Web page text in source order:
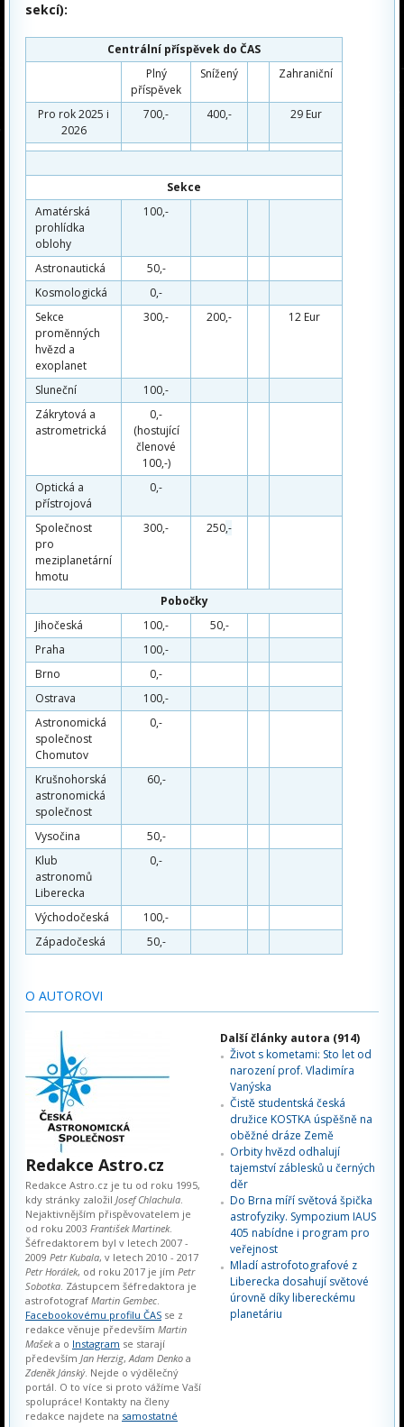
sekcí):
Centrální příspěvek do ČAS
Plný
příspěvek
Snížený Zahraniční
Pro rok 2025 i
2026
700,- 400,- 29 Eur
Sekce
Amatérská
prohlídka
oblohy
100,-
Astronautická
50,-
Kosmologická
0,-
Sekce
proměnných
hvězd a
exoplanet
300,- 200,- 12 Eur
Sluneční
100,-
Zákrytová a
astrometrická
0,-
(hostující
členové
100,-)
Optická a
přístrojová
0,-
Společnost
pro
meziplanetární
hmotu
300,- 250,-
Pobočky
Jihočeská
100,-
50,-
Praha
100,-
Brno
0,-
Ostrava
100,-
Astronomická
společnost
Chomutov
0,-
Krušnohorská
astronomická
společnost
60,-
Vysočina
50,-
Klub
astronomů
Liberecka
0,-
Východočeská
100,-
Západočeská
50,-
O AUTOROVI
Redakce Astro.cz
Redakce Astro.cz je tu od roku 1995,
kdy stránky založil Josef Chlachula.
Nejaktivnějším přispěvovatelem je
od roku 2003 František Martinek.
Šéfredaktorem byl v letech 2007 -
2009 Petr Kubala, v letech 2010 - 2017
Petr Horálek, od roku 2017 je jím Petr
Sobotka. Zástupcem šéfredaktora je
astrofotograf Martin Gembec.
Facebookovému profilu ČAS se z
redakce věnuje především Martin
Mašeka o Instagram se starají
především Jan Herzig,Adam Denko a
Zdeněk Jánský. Nejde o výdělečný
portál. O to více si proto vážíme Vaší
spolupráce! Kontakty na členy
redakce najdete na samostatné
Další články autora (914)
Život s kometami: Sto let od
narození prof. Vladimíra
Vanýska
Čistě studentská česká
družice KOSTKA úspěšně na
oběžné dráze Země
Orbity hvězd odhalují
tajemství záblesků u černých
děr
Do Brna míří světová špička
astrofyziky. Sympozium IAUS
405 nabídne i program pro
veřejnost
Mladí astrofotografové z
Liberecka dosahují světové
úrovně díky libereckému
planetáriu